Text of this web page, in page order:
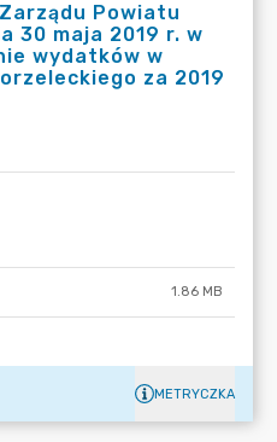
Powiatu
30 maja 2019 r. w
wydatków w
za 2019
1.86 MB
METRYCZKA